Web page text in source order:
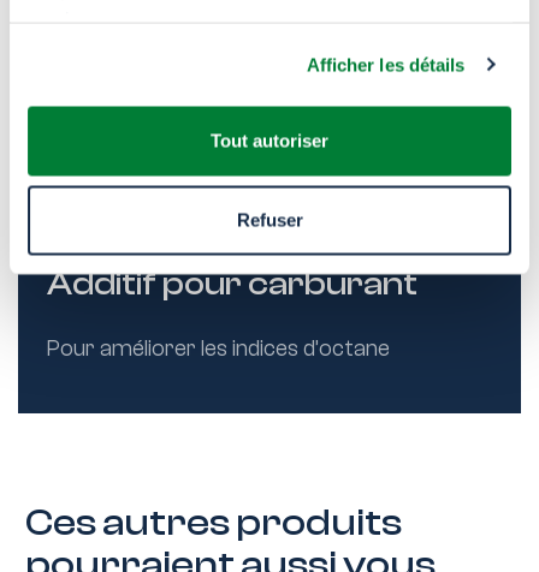
Afficher les détails
Tout autoriser
Refuser
d’impression, laques et finitions & adhésifs
industriels, industrie automobile, rubans et
Additif pour carburant
Pour améliorer les indices d’octane
Ces autres produits